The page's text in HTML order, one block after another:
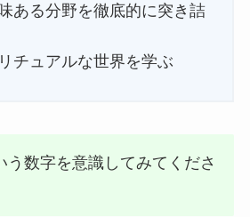
ある分野を徹底的に突き詰
チュアルな世界を学ぶ
う数字を意識してみてくださ